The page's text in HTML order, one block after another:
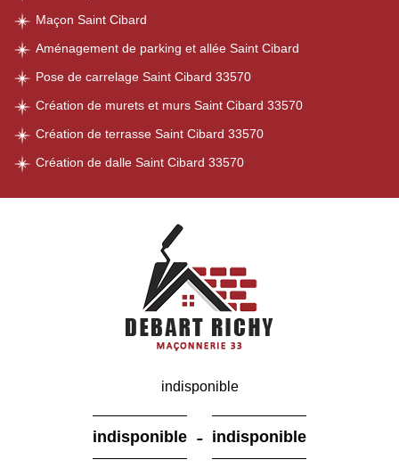
Maçon Saint Cibard
Aménagement de parking et allée Saint Cibard
Pose de carrelage Saint Cibard 33570
Création de murets et murs Saint Cibard 33570
Création de terrasse Saint Cibard 33570
Création de dalle Saint Cibard 33570
indisponible
indisponible - indisponible